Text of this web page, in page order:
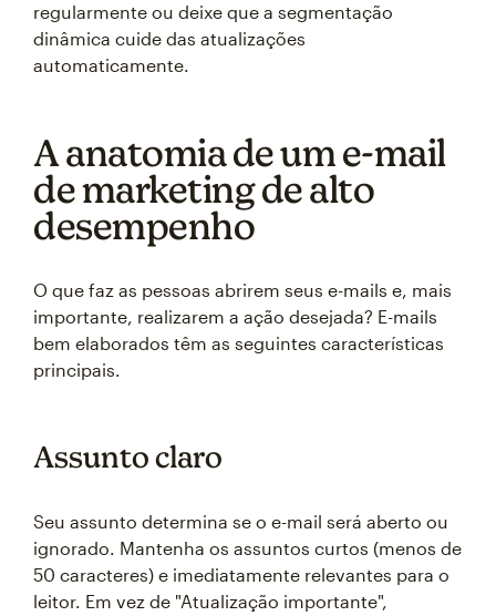
regularmente ou deixe que a segmentação
dinâmica cuide das atualizações
automaticamente.
A anatomia de um e-mail
de marketing de alto
desempenho
O que faz as pessoas abrirem seus e-mails e, mais
importante, realizarem a ação desejada? E-mails
bem elaborados têm as seguintes características
principais.
Assunto claro
Seu assunto determina se o e-mail será aberto ou
ignorado. Mantenha os assuntos curtos (menos de
50 caracteres) e imediatamente relevantes para o
leitor. Em vez de "Atualização importante",